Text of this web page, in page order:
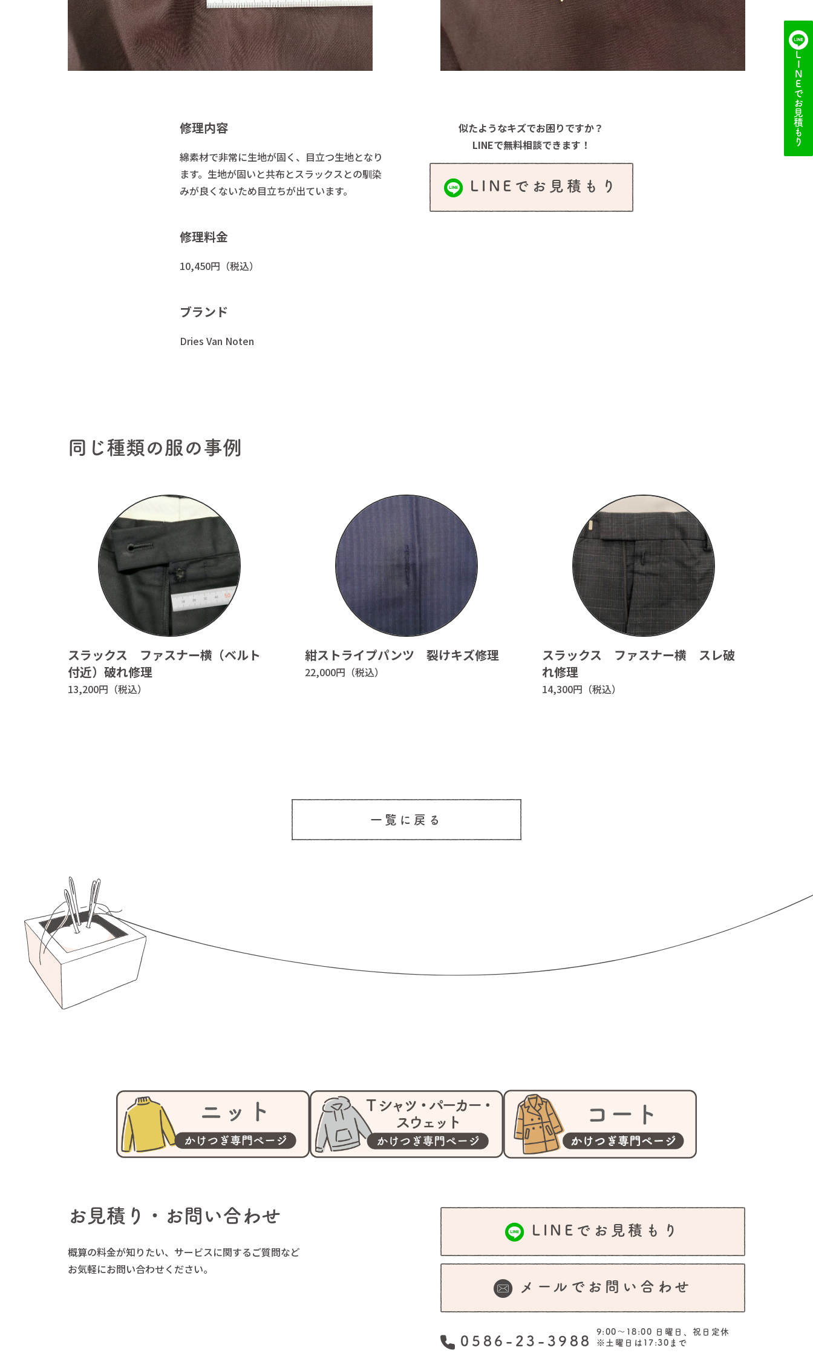
私たちについて
ご依頼方法
よくあるご質問
Instagram(日本語)
Instagram(English)
特定商取引法に基づく表示
0586-23-3988
9:00～18:00 日曜日、祝日定休
※土曜日は17:30まで
LINE
でお見積もり
修理内容
綿素材で非常に生地が固く、目立つ生地となり
ます。生地が固いと共布とスラックスとの馴染
みが良くないため目立ちが出ています。
修理料金
10,450円（税込）
ブランド
Dries Van Noten
似たようなキズでお困りですか？
LINEで無料相談できます！
LINEでお見積もり
同じ種類の服の事例
スラックス ファスナー横（ベルト
付近）破れ修理
13,200円（税込）
紺ストライプパンツ 裂けキズ修理
22,000円（税込）
スラックス ファスナー横 スレ破
れ修理
14,300円（税込）
一覧に戻る
お見積り・お問い合わせ
概算の料金が知りたい、サービスに関するご質問など
お気軽にお問い合わせください。
LINEでお見積もり
メールでお問い合わせ
0586-23-3988
9:00～18:00 日曜日、祝日定休
※土曜日は17:30まで